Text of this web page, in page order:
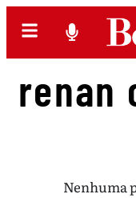
renan
Nenhuma